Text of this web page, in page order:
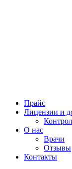
Прайс
Лицензии и
О нас
Врачи
Отзывы
Контакты